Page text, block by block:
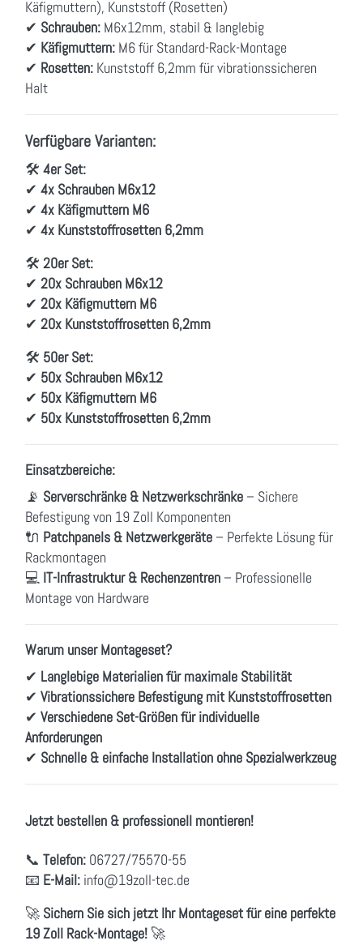
Käfigmuttern), Kunststoff (Rosetten)
✔ Schrauben: M6x12mm, stabil & langlebig
✔ Käfigmuttern: M6 für Standard-Rack-Montage
✔ Rosetten: Kunststoff 6,2mm für vibrationssicheren
Halt
Verfügbare Varianten:
🛠 4er Set:
✔ 4x Schrauben M6x12
✔ 4x Käfigmuttern M6
✔ 4x Kunststoffrosetten 6,2mm
🛠 20er Set:
✔ 20x Schrauben M6x12
✔ 20x Käfigmuttern M6
✔ 20x Kunststoffrosetten 6,2mm
🛠 50er Set:
✔ 50x Schrauben M6x12
✔ 50x Käfigmuttern M6
✔ 50x Kunststoffrosetten 6,2mm
Einsatzbereiche:
📡 Serverschränke & Netzwerkschränke – Sichere
Befestigung von 19 Zoll Komponenten
🔌 Patchpanels & Netzwerkgeräte – Perfekte Lösung für
Rackmontagen
💻 IT-Infrastruktur & Rechenzentren – Professionelle
Montage von Hardware
Warum unser Montageset?
✔ Langlebige Materialien für maximale Stabilität
✔ Vibrationssichere Befestigung mit Kunststoffrosetten
✔ Verschiedene Set-Größen für individuelle
Anforderungen
✔ Schnelle & einfache Installation ohne Spezialwerkzeug
Jetzt bestellen & professionell montieren!
📞 Telefon: 06727/75570-55
📧 E-Mail: info@19zoll-tec.de
🚀 Sichern Sie sich jetzt Ihr Montageset für eine perfekte
19 Zoll Rack-Montage! 🚀